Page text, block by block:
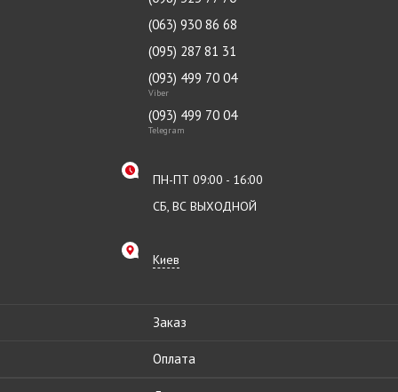
(063) 930 86 68
(095) 287 81 31
(093) 499 70 04
Viber
(093) 499 70 04
Telegram
ПН-ПТ 09:00 - 16:00
СБ, ВС ВЫХОДНОЙ
Киев
Заказ
Оплата